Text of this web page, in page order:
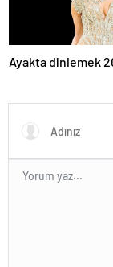
Ayakta dinlemek